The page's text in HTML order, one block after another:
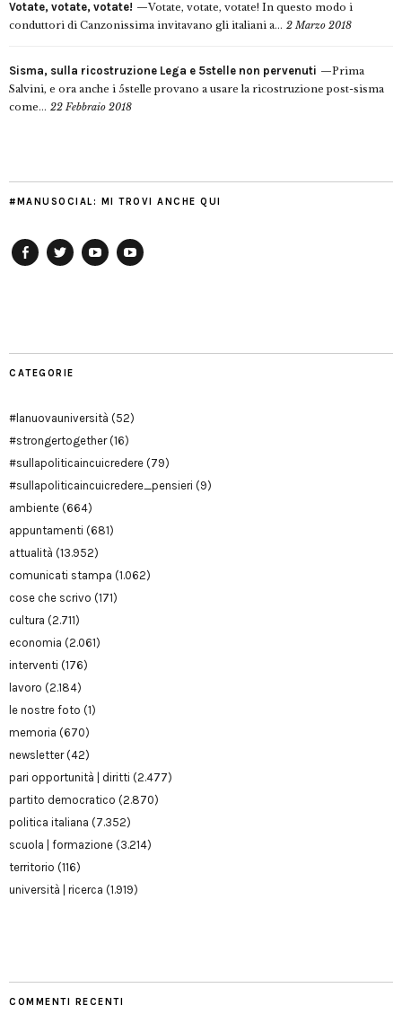
Votate, votate, votate!
Votate, votate, votate! In questo modo i
conduttori di Canzonissima invitavano gli italiani a... 2 Marzo 2018
Sisma, sulla ricostruzione Lega e 5stelle non pervenuti
Prima
Salvini, e ora anche i 5stelle provano a usare la ricostruzione post-sisma
come... 22 Febbraio 2018
#MANUSOCIAL: MI TROVI ANCHE QUI
CATEGORIE
#lanuovauniversità (52)
#strongertogether(16)
#sullapoliticaincuicredere (79)
#sullapoliticaincuicredere_pensieri (9)
ambiente (664)
appuntamenti (681)
attualità (13.952)
comunicati stampa (1.062)
cose che scrivo (171)
cultura (2.711)
economia (2.061)
interventi (176)
lavoro (2.184)
le nostre foto (1)
memoria (670)
newsletter(42)
pari opportunità | diritti (2.477)
partito democratico (2.870)
politica italiana (7.352)
scuola | formazione (3.214)
territorio (116)
università | ricerca (1.919)
COMMENTI RECENTI